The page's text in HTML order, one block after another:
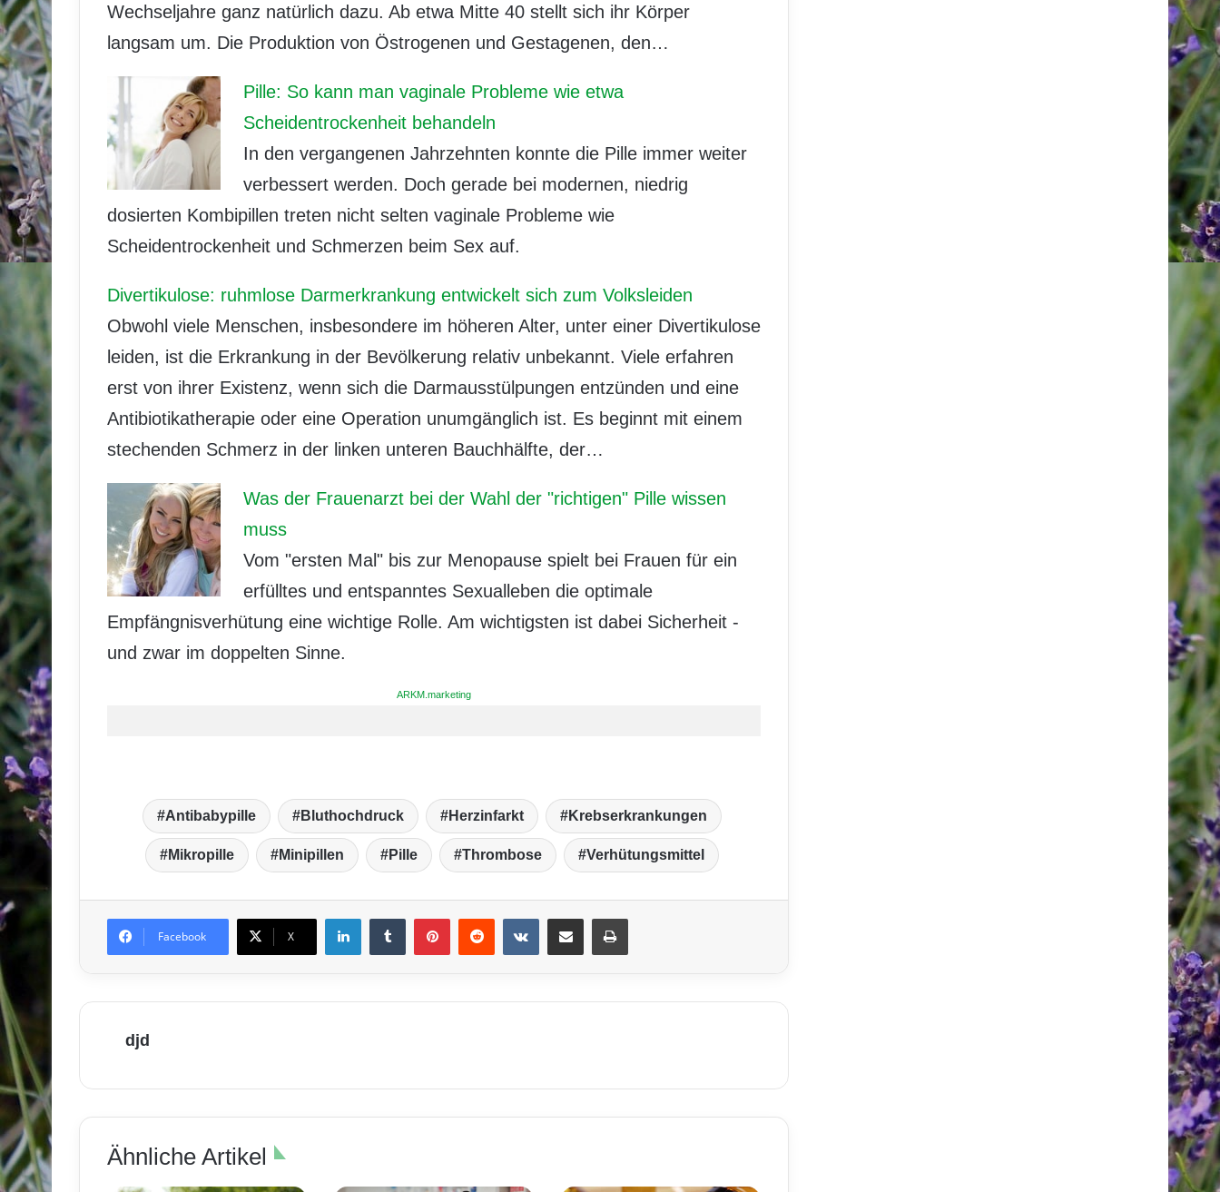
Wechseljahre ganz natürlich dazu. Ab etwa Mitte 40 stellt sich ihr Körper
langsam um. Die Produktion von Östrogenen und Gestagenen, den…
Pille: So kann man vaginale Probleme wie etwa
Scheidentrockenheit behandeln
In den vergangenen Jahrzehnten konnte die Pille immer weiter
verbessert werden. Doch gerade bei modernen, niedrig
dosierten Kombipillen treten nicht selten vaginale Probleme wie
Scheidentrockenheit und Schmerzen beim Sex auf.
Divertikulose: ruhmlose Darmerkrankung entwickelt sich zum Volksleiden
Obwohl viele Menschen, insbesondere im höheren Alter, unter einer Divertikulose
leiden, ist die Erkrankung in der Bevölkerung relativ unbekannt. Viele erfahren
erst von ihrer Existenz, wenn sich die Darmausstülpungen entzünden und eine
Antibiotikatherapie oder eine Operation unumgänglich ist. Es beginnt mit einem
stechenden Schmerz in der linken unteren Bauchhälfte, der…
Was der Frauenarzt bei der Wahl der "richtigen" Pille wissen
muss
Vom "ersten Mal" bis zur Menopause spielt bei Frauen für ein
erfülltes und entspanntes Sexualleben die optimale
Empfängnisverhütung eine wichtige Rolle. Am wichtigsten ist dabei Sicherheit -
und zwar im doppelten Sinne.
ARKM.marketing
Antibabypille Bluthochdruck Herzinfarkt Krebserkrankungen
Mikropille Minipillen Pille Thrombose Verhütungsmittel
Facebook X
LinkedIn VKontakte
djd
Ähnliche Artikel